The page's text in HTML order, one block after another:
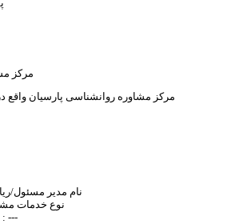
مرکز
مرکز مشاوره روانشناسی پارسیان واقع در منظقه 3
نام مدیر مسئول/
نوع خدمات
امتیاز به مرکز مشاوره از 5 : ---